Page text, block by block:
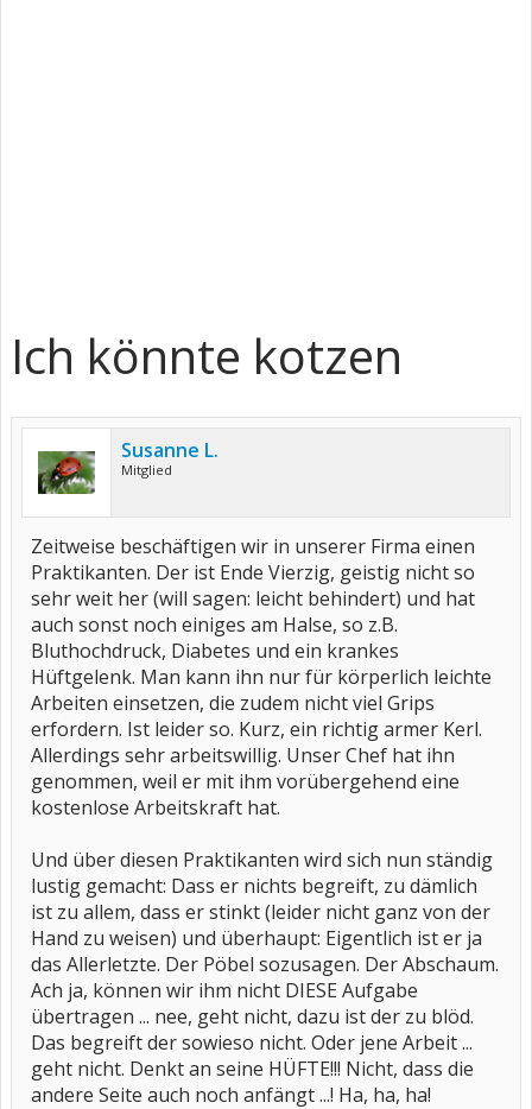
Ich könnte kotzen
Susanne L.
Mitglied
Zeitweise beschäftigen wir in unserer Firma einen
Praktikanten. Der ist Ende Vierzig, geistig nicht so
sehr weit her (will sagen: leicht behindert) und hat
auch sonst noch einiges am Halse, so z.B.
Bluthochdruck, Diabetes und ein krankes
Hüftgelenk. Man kann ihn nur für körperlich leichte
Arbeiten einsetzen, die zudem nicht viel Grips
erfordern. Ist leider so. Kurz, ein richtig armer Kerl.
Allerdings sehr arbeitswillig. Unser Chef hat ihn
genommen, weil er mit ihm vorübergehend eine
kostenlose Arbeitskraft hat.
Und über diesen Praktikanten wird sich nun ständig
lustig gemacht: Dass er nichts begreift, zu dämlich
ist zu allem, dass er stinkt (leider nicht ganz von der
Hand zu weisen) und überhaupt: Eigentlich ist er ja
das Allerletzte. Der Pöbel sozusagen. Der Abschaum.
Ach ja, können wir ihm nicht DIESE Aufgabe
übertragen ... nee, geht nicht, dazu ist der zu blöd.
Das begreift der sowieso nicht. Oder jene Arbeit ...
geht nicht. Denkt an seine HÜFTE!!! Nicht, dass die
andere Seite auch noch anfängt ...! Ha, ha, ha!